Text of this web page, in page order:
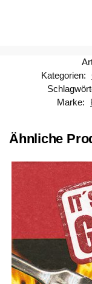
Kategorien:
Marke:
Ähnliche